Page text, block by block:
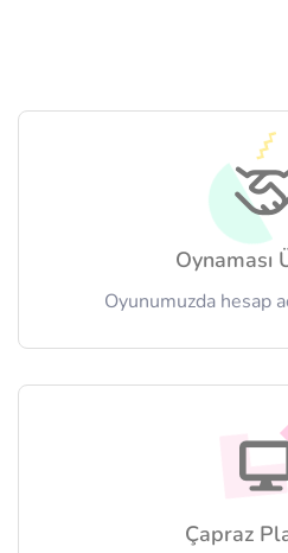
Oynaması
Oyunumuzda hesap
Çapraz